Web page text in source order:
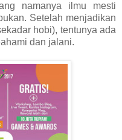
namanya ilmu mesti
Setelah menjadikan
hobi), tentunya ada
dan jalani.